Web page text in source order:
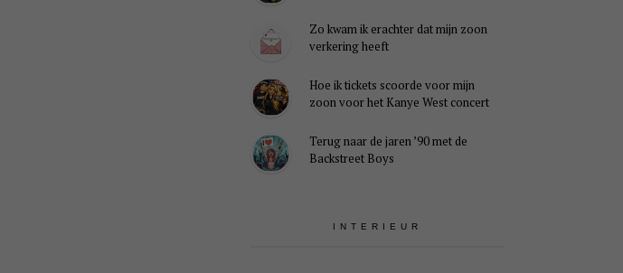
Zo kwam ik erachter dat mijn zoon
verkering heeft
Hoe ik tickets scoorde voor mijn
zoon voor het Kanye West concert
Terug naar de jaren ’90 met de
Backstreet Boys
INTERIEUR